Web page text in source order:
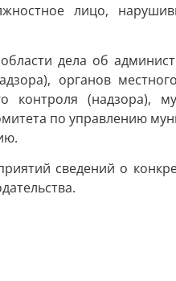
лицо,
дела об
органов
(надзора),
по управлению
сведений о